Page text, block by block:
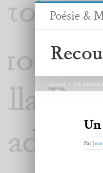
Passer
Poésie &
Accueil Un
Par